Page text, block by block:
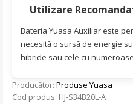
Utilizare
Bateria Yuasa Auxiliar este
necesită o sursă de energie
hibride sau cele cu
Producător: Produse Yuasa
Cod produs: HJ-S34B20L-A